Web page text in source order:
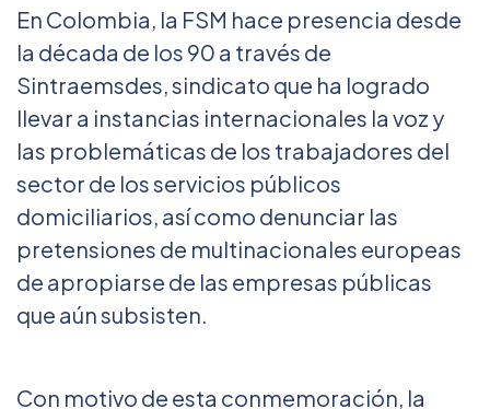
En Colombia, la FSM hace presencia desde
la década de los 90 a través de
Sintraemsdes, sindicato que ha logrado
llevar a instancias internacionales la voz y
las problemáticas de los trabajadores del
sector de los servicios públicos
domiciliarios, así como denunciar las
pretensiones de multinacionales europeas
de apropiarse de las empresas públicas
que aún subsisten.
Con motivo de esta conmemoración, la